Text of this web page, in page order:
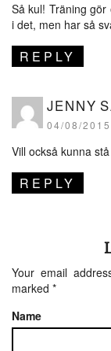
Så kul! Träning
i det, men har så
REPLY
JENNY
04/08/
Vill också kunna
REPLY
Your email
marked *
Name